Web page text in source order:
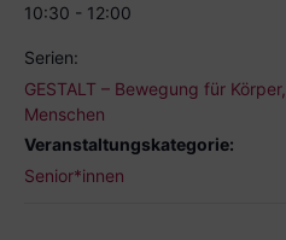
10:30 - 12:00
Serien:
GESTALT – Bewegung für
Menschen
Veranstaltungskategorie:
Senior*innen